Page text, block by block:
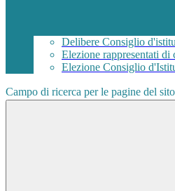
Delibere Consiglio
Elezione rappresentati di
Elezione Consiglio
Campo di ricerca per le pagine del sito